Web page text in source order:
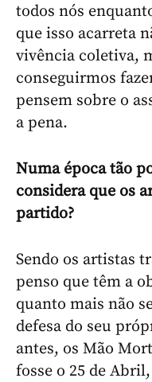
todos nós
que isso acarreta
vivência coletiva,
conseguirmos
pensem sobre o
a pena.
Numa época tão
considera que os
partido?
Sendo os artistas
penso que têm a
quanto mais não
defesa do seu
antes, os Mão
fosse o 25 de